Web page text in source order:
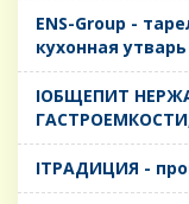
ENS-Group -
кухонная утварь
IОБЩЕПИТ
IТРАДИЦИЯ -